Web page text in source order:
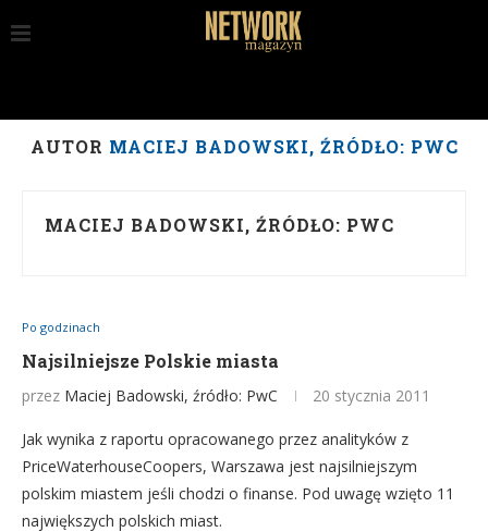
AUTOR MACIEJ BADOWSKI, ŹRÓDŁO: PWC
MACIEJ BADOWSKI, ŹRÓDŁO: PWC
Po godzinach
Najsilniejsze Polskie miasta
przez Maciej Badowski, źródło: PwC 20 stycznia 2011
Jak wynika z raportu opracowanego przez analityków z
PriceWaterhouseCoopers, Warszawa jest najsilniejszym
polskim miastem jeśli chodzi o finanse. Pod uwagę wzięto 11
największych polskich miast.